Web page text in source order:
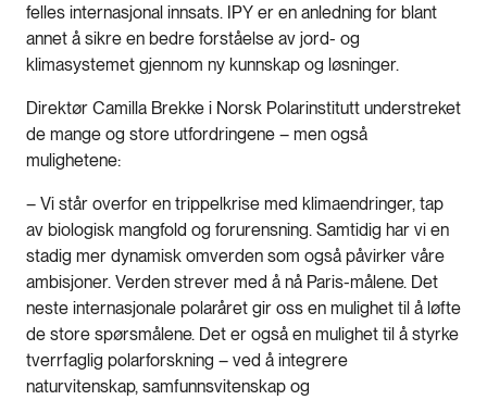
felles internasjonal innsats. IPY er en anledning for blant
annet å sikre en bedre forståelse av jord- og
klimasystemet gjennom ny kunnskap og løsninger.
Direktør Camilla Brekke i Norsk Polarinstitutt understreket
de mange og store utfordringene – men også
mulighetene:
– Vi står overfor en trippelkrise med klimaendringer, tap
av biologisk mangfold og forurensning. Samtidig har vi en
stadig mer dynamisk omverden som også påvirker våre
ambisjoner. Verden strever med å nå Paris-målene. Det
neste internasjonale polaråret gir oss en mulighet til å løfte
de store spørsmålene. Det er også en mulighet til å styrke
tverrfaglig polarforskning – ved å integrere
naturvitenskap, samfunnsvitenskap og